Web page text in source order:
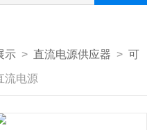
示 > 直流电源供应器 >可
流电源